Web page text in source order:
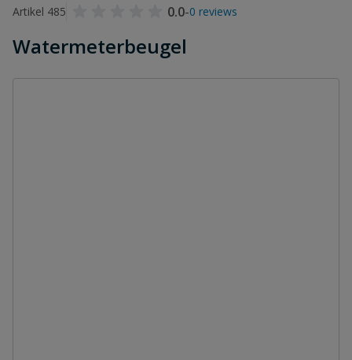
Artikel 485
0.0-0 reviews
Watermeterbeugel